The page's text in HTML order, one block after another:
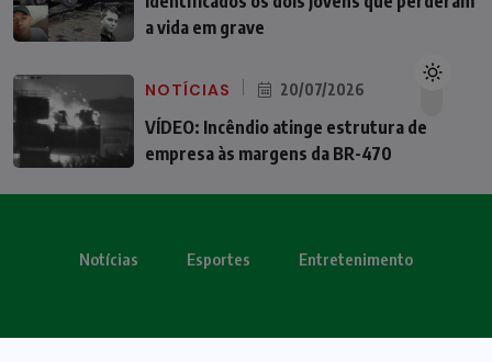
a vida em grave
NOTÍCIAS 20/07/2026
VÍDEO: Incêndio atinge estrutura de
empresa às margens da BR-470
Notícias Esportes Entretenimento